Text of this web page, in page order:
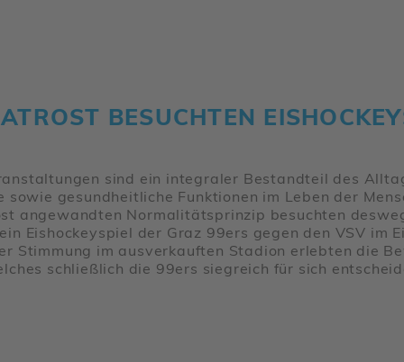
BESUCHTEN
sind ein inte­graler Bestand­teil des
sowie gesund­heit­liche Funk­tionen im Leben der
ange­wandten Norma­li­täts­prinzip besuchten
Eisho­ckey­spiel der Graz 99ers gegen den VSV im
Stim­mung im ausver­kauften Stadion erlebten die
schließ­lich die 99ers sieg­reich für sich